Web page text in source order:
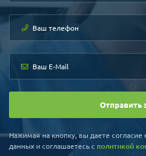
Отправить
Нажимая на кнопку, вы даете согласие
данных и соглашаетесь c политикой